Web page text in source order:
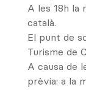
A les 18h la
català.
El punt de
Turisme de
A causa de
prèvia: a la